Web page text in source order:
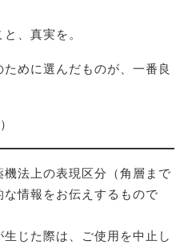
、真実を。
めに選んだものが、一番良
法上の表現区分（角層まで
情報をお伝えするもので
じた際は、ご使用を中止し